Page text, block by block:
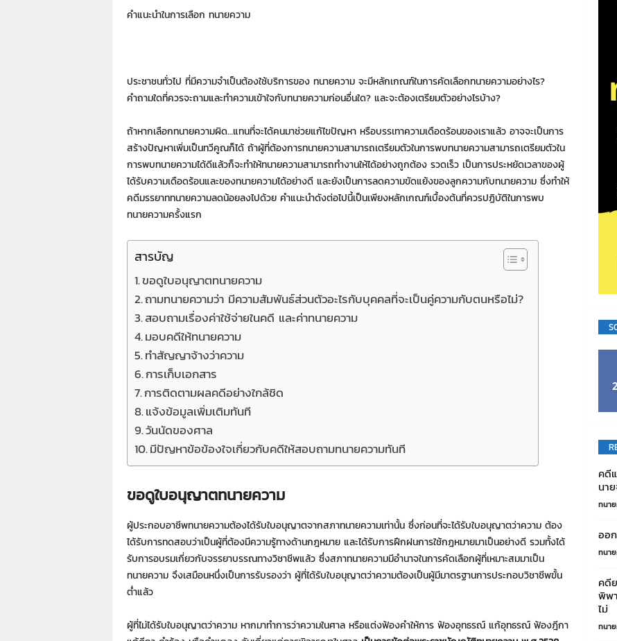
คำแนะนำในการเลือก ทนายความ
ประชาชนทั่วไป ที่มีความจำเป็นต้องใช้บริการของ ทนายความ จะมีหลักเกณฑ์ในการคัดเลือกทนายความอย่างไร?
คำถามใดที่ควรจะถามและทำความเข้าใจกับทนายความก่อนอื่นใด? และจะต้องเตรียมตัวอย่างไรบ้าง?
ถ้าหากเลือกทนายความผิด…แทนที่จะได้คนมาช่วยแก้ไขปัญหา หรือบรรเทาความเดือดร้อนของเราแล้ว อาจจะเป็นการ
สร้างปัญหาเพิ่มเป็นทวีคูณก็ได้ ถ้าผู้ที่ต้องการทนายความสามารถเตรียมตัวในการพบทนายความสามารถเตรียมตัวใน
การพบทนายความได้ดีแล้วก็จะทำให้ทนายความสามารถทำงานให้ได้อย่างถูกต้อง รวดเร็ว เป็นการประหยัดเวลาของผู้
ได้รับความเดือดร้อนและของทนายความได้อย่างดี และยังเป็นการลดความขัดแย้งของลูกความกับทนายความ ซึ่งทำให้
คดีมรรยาททนายความลดน้อยลงไปด้วย คำแนะนำดังต่อไปนี้เป็นเพียงหลักเกณฑ์เบื้องต้นที่ควรปฏิบัติในการพบ
ทนายความครั้งแรก
สารบัญ
ขอดูใบอนุญาตทนายความ
ถามทนายความว่า มีความสัมพันธ์ส่วนตัวอะไรกับบุคคลที่จะเป็นคู่ความกับตนหรือไม่?
สอบถามเรื่องค่าใช้จ่ายในคดี และค่าทนายความ
มอบคดีให้ทนายความ
ทำสัญญาจ้างว่าความ
การเก็บเอกสาร
การติดตามผลคดีอย่างใกล้ชิด
แจ้งข้อมูลเพิ่มเติมทันที
วันนัดของศาล
มีปัญหาข้อข้องใจเกี่ยวกับคดีให้สอบถามทนายความทันที
ขอดูใบอนุญาตทนายความ
ผู้ประกอบอาชีพทนายความต้องได้รับใบอนุญาตจากสภาทนายความเท่านั้น ซึ่งก่อนที่จะได้รับใบอนุญาตว่าความ ต้อง
ได้รับการทดสอบว่าเป็นผู้ที่ต้องมีความรู้ทางด้านกฎหมาย และได้รับการฝึกฝนการใช้กฎหมายมาเป็นอย่างดี รวมทั้งได้
รับการอบรมเกี่ยวกับจรรยาบรรณทางวิชาชีพแล้ว ซึ่งสภาทนายความมีอำนาจในการคัดเลือกผู้ที่เหมาะสมมาเป็น
ทนายความ จึงเสมือนหนึ่งเป็นการรับรองว่า ผู้ที่ได้รับใบอนุญาตว่าความต้องเป็นผู้มีมาตรฐานการประกอบวิชาชีพขั้น
ต่ำแล้ว
ผู้ที่ไม่ได้รับใบอนุญาตว่าความ หากมาทำการว่าความในศาล หรือแต่งฟ้องคำให้การ ฟ้องอุทธรณ์ แก้อุทธรณ์ ฟ้องฎีกา
คดี
นา
ทนา
ออ
ทนา
คดี
พิพ
ไม่
ทนา